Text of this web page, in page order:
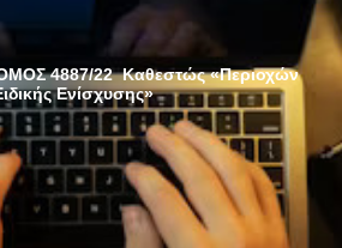
4887/22 Καθεστώς «Περιοχών
Eνίσχυσης»